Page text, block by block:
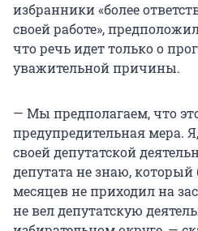
избранники «более
своей работе»,
что речь идет только о
уважительной причины.
— Мы предполагаем, что
предупредительная мера.
своей депутатской
депутата не знаю,
месяцев не приходил на
не вел депутатскую